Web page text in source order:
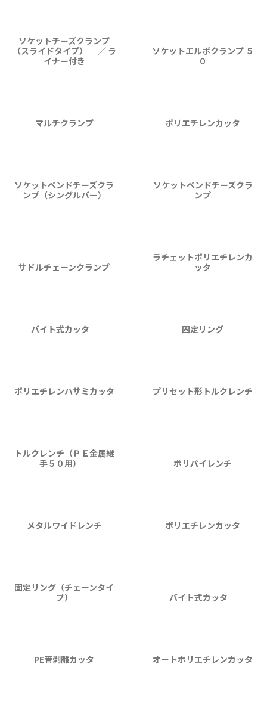
ソケットチーズクランプ
（スライドタイプ） ／ ラ
イナー付き
ソケットエルボクランプ ５
０
マルチクランプ ポリエチレンカッタ
ソケットベンドチーズクラ
ンプ（シングルバー）
ソケットベンドチーズクラ
ンプ
サドルチェーンクランプ
ラチェットポリエチレンカ
ッタ
バイト式カッタ 固定リング
ポリエチレンハサミカッタ プリセット形トルクレンチ
トルクレンチ（ＰＥ金属継
手５０用）
ポリパイレンチ
メタルワイドレンチ ポリエチレンカッタ
固定リング（チェーンタイ
プ）
バイト式カッタ
PE管剥離カッタ オートポリエチレンカッタ